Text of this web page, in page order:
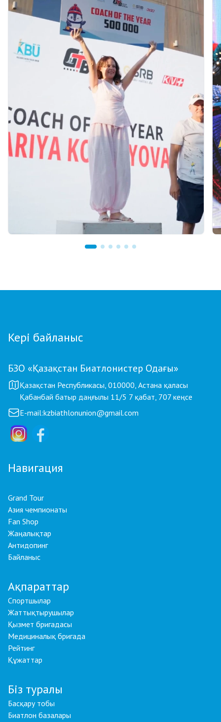
Кері байланыс
БЗО «Қазақстан Биатлонистер Одағы»
Қазақстан Республикасы, 010000, Астана қаласы
Қабанбай батыр даңғылы 11/5 7 қабат, 707 кеңсе
E-mail:kzbiathlonunion@gmail.com
Навигация
Grand Tour
Азия чемпионаты
Fan Shop
Жаңалықтар
Антидопинг
Байланыс
Ақпараттар
Спортшылар
Жаттықтырушылар
Қызмет бригадасы
Медициналық бригада
Рейтинг
Құжаттар
Біз туралы
Басқару тобы
Биатлон базалары